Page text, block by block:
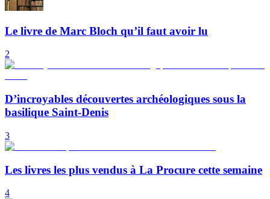
Le livre de Marc Bloch qu’il faut avoir lu
2
D’incroyables découvertes archéologiques sous la
basilique Saint-Denis
3
Les livres les plus vendus à La Procure cette semaine
4